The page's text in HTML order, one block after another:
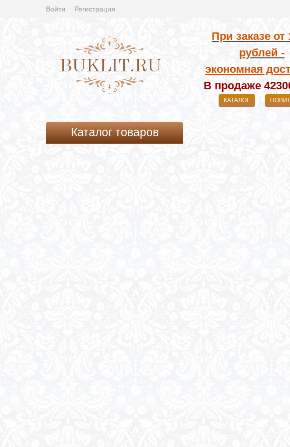
Войти Регистрация
При заказе от
рублей -
экономная
В продаже
КАТАЛОГ
Каталог товаров